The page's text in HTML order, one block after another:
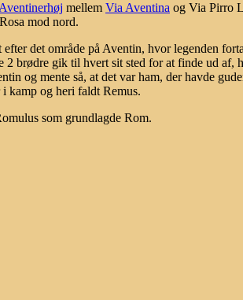
Aventinerhøj mellem Via Aventina og Via Pirro
mod nord.
efter det område på Aventin, hvor legenden
2 brødre gik til hvert sit sted for at finde ud af,
og mente så, at det var ham, der havde
kamp og heri faldt Remus.
som grundlagde Rom.